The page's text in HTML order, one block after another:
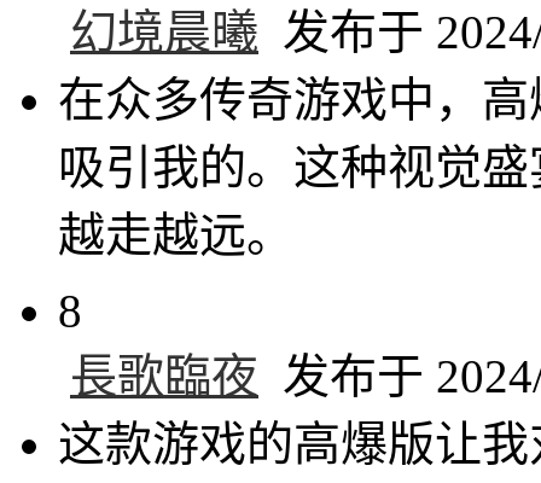
幻境晨曦 发布于
在众多传奇游戏中，
吸引我的。这种视觉
越走越远。
8
長歌臨夜 发布于
这款游戏的高爆版让